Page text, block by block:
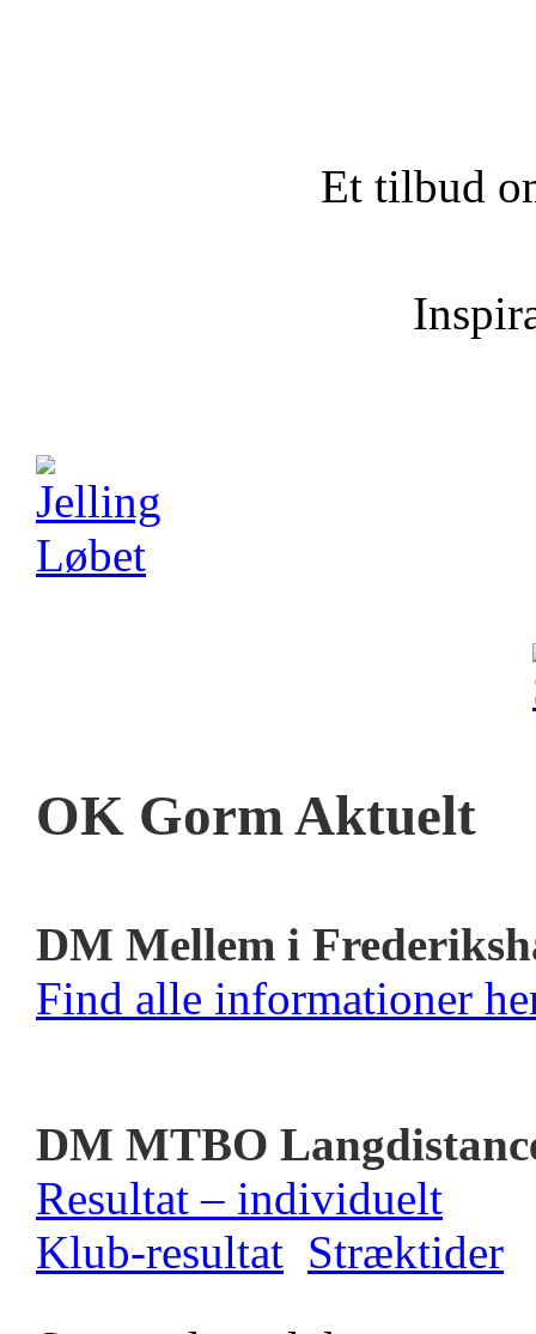
Et tilbud
OK Gorm Aktuelt
DM Mellem i
Find alle informationer
DM MTBO
Resultat – individuelt
Klub-resultat Stræktider